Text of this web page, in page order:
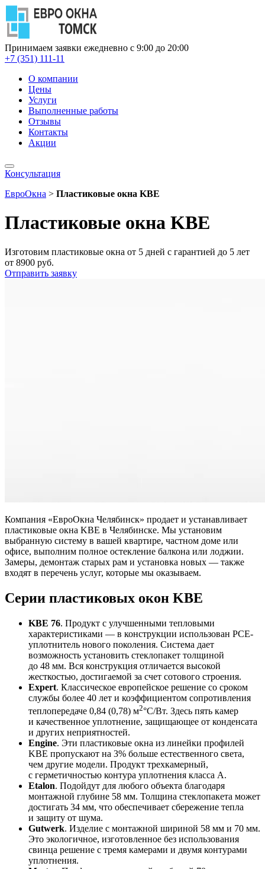
Принимаем заявки ежедневно с 9:00 до 20:00
+7 (351) 111-11
О компании
Цены
Услуги
Выполненные работы
Отзывы
Контакты
Акции
Консультация
ЕвроОкна > Пластиковые окна KBE
Пластиковые окна KBE
Изготовим пластиковые окна от 5 дней с гарантией до 5 лет
от 8900 руб.
Отправить заявку
Компания «ЕвроОкна Челябинск» продает и устанавливает
пластиковые окна KBE в Челябинске. Мы установим
выбранную систему в вашей квартире, частном доме или
офисе, выполним полное остекление балкона или лоджии.
Замеры, демонтаж старых рам и установка новых — также
входят в перечень услуг, которые мы оказываем.
Серии пластиковых окон KBE
KBE 76. Продукт с улучшенными тепловыми
характеристиками — в конструкции использован РСЕ-
уплотнитель нового поколения. Система дает
возможность установить стеклопакет толщиной
до 48 мм. Вся конструкция отличается высокой
жесткостью, достигаемой за счет сотового строения.
Expert. Классическое европейское решение со сроком
службы более 40 лет и коэффициентом сопротивления
теплопередаче 0,84 (0,78) м2°С/Вт. Здесь пять камер
и качественное уплотнение, защищающее от конденсата
и других неприятностей.
Engine. Эти пластиковые окна из линейки профилей
KBE пропускают на 3% больше естественного света,
чем другие модели. Продукт трехкамерный,
с герметичностью контура уплотнения класса А.
Etalon. Подойдут для любого объекта благодаря
монтажной глубине 58 мм. Толщина стеклопакета может
достигать 34 мм, что обеспечивает сбережение тепла
и защиту от шума.
Gutwerk. Изделие с монтажной шириной 58 мм и 70 мм.
Это экологичное, изготовленное без использования
свинца решение с тремя камерами и двумя контурами
уплотнения.